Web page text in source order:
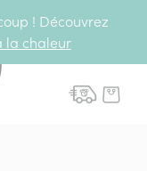
! Découvrez
la chaleur
Interflora - livraison